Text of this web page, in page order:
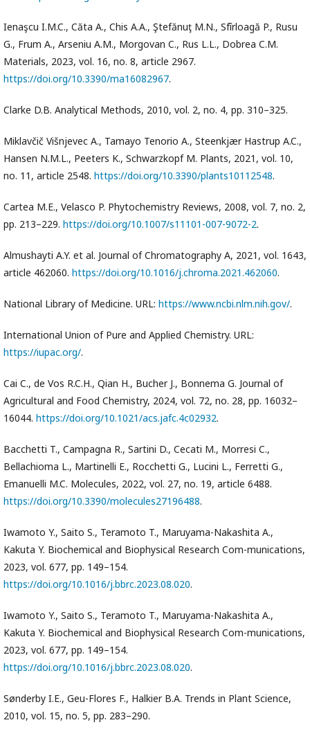
Ienaşcu I.M.C., Căta A., Chis A.A., Ştefănuţ M.N., Sfîrloagă P., Rusu
G., Frum A., Arseniu A.M., Morgovan C., Rus L.L., Dobrea C.M.
Materials, 2023, vol. 16, no. 8, article 2967.
https://doi.org/10.3390/ma16082967.
Clarke D.B. Analytical Methods, 2010, vol. 2, no. 4, pp. 310–325.
Miklavčič Višnjevec A., Tamayo Tenorio A., Steenkjær Hastrup A.C.,
Hansen N.M.L., Peeters K., Schwarzkopf M. Plants, 2021, vol. 10,
no. 11, article 2548. https://doi.org/10.3390/plants10112548.
Cartea M.E., Velasco P. Phytochemistry Reviews, 2008, vol. 7, no. 2,
pp. 213–229. https://doi.org/10.1007/s11101-007-9072-2.
Almushayti A.Y. et al. Journal of Chromatography A, 2021, vol. 1643,
article 462060. https://doi.org/10.1016/j.chroma.2021.462060.
National Library of Medicine. URL: https://www.ncbi.nlm.nih.gov/.
International Union of Pure and Applied Chemistry. URL:
https://iupac.org/.
Cai C., de Vos R.C.H., Qian H., Bucher J., Bonnema G. Journal of
Agricultural and Food Chemistry, 2024, vol. 72, no. 28, pp. 16032–
16044. https://doi.org/10.1021/acs.jafc.4c02932.
Bacchetti T., Campagna R., Sartini D., Cecati M., Morresi C.,
Bellachioma L., Martinelli E., Rocchetti G., Lucini L., Ferretti G.,
Emanuelli M.C. Molecules, 2022, vol. 27, no. 19, article 6488.
https://doi.org/10.3390/molecules27196488.
Iwamoto Y., Saito S., Teramoto T., Maruyama-Nakashita A.,
Kakuta Y. Biochemical and Biophysical Research Com-munications,
2023, vol. 677, pp. 149–154.
https://doi.org/10.1016/j.bbrc.2023.08.020.
Iwamoto Y., Saito S., Teramoto T., Maruyama-Nakashita A.,
Kakuta Y. Biochemical and Biophysical Research Com-munications,
2023, vol. 677, pp. 149–154.
https://doi.org/10.1016/j.bbrc.2023.08.020.
Sønderby I.E., Geu-Flores F., Halkier B.A. Trends in Plant Science,
2010, vol. 15, no. 5, pp. 283–290.